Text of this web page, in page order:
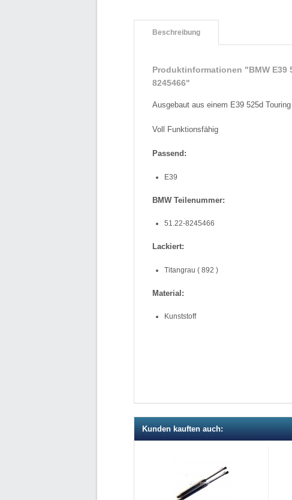
Beschreibung
Produktinformationen "BMW
8245466"
Ausgebaut aus einem E39 525d
Voll Funktionsfähig
Passend:
E39
BMW Teilenummer:
51.22-8245466
Lackiert:
Titangrau ( 892 )
Material:
Kunststoff
Kunden kauften auch: